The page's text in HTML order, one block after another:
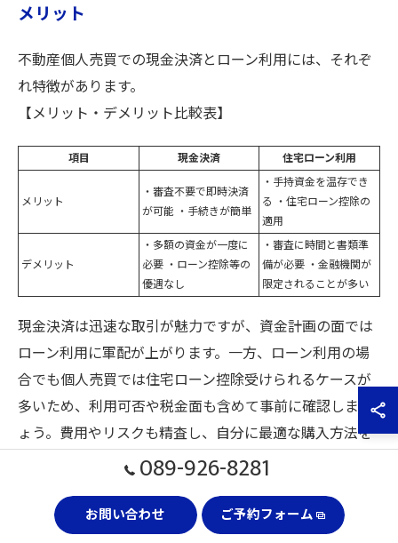
メリット
不動産個人売買での現金決済とローン利用には、それぞ
れ特徴があります。
【メリット・デメリット比較表】
項目 現金決済 住宅ローン利用
メリット
・審査不要で即時決済
が可能 ・手続きが簡単
・手持資金を温存でき
る ・住宅ローン控除の
適用
デメリット
・多額の資金が一度に
必要 ・ローン控除等の
優遇なし
・審査に時間と書類準
備が必要 ・金融機関が
限定されることが多い
現金決済は迅速な取引が魅力ですが、資金計画の面では
ローン利用に軍配が上がります。一方、ローン利用の場
合でも個人売買では住宅ローン控除受けられるケースが
多いため、利用可否や税金面も含めて事前に確認しまし
ょう。費用やリスクも精査し、自分に最適な購入方法を
選択することが大切です。089-926-8281
お問い合わせ ご予約フォーム